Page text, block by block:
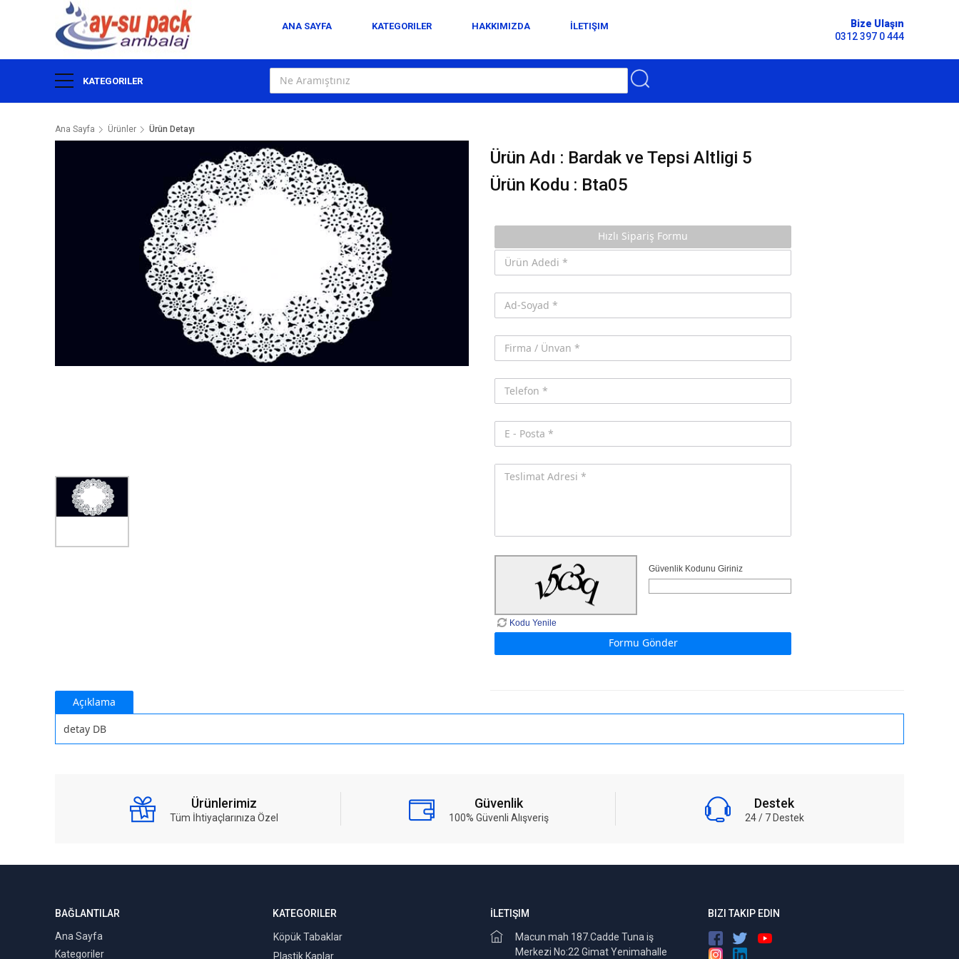
ANA SAYFA KATEGORILER HAKKIMIZDA İLETIŞIM
Bize Ulaşın
0312 397 0 444
KATEGORILER
Ana Sayfa Ürünler Ürün Detayı
Ürün Adı : Bardak ve Tepsi Altligi 5
Ürün Kodu : Bta05
Hızlı Sipariş Formu
Güvenlik Kodunu Giriniz
Kodu Yenile
Formu Gönder
Açıklama
detay DB
Ürünlerimiz
Tüm İhtiyaçlarınıza Özel
Güvenlik
100% Güvenli Alışveriş
Destek
24 / 7 Destek
BAĞLANTILAR
Ana Sayfa
Kategoriler
KATEGORILER
Köpük Tabaklar
Plastik Kaplar
İLETIŞIM
Macun mah 187.Cadde Tuna iş
Merkezi No:22 Gimat Yenimahalle
BIZI TAKIP EDIN